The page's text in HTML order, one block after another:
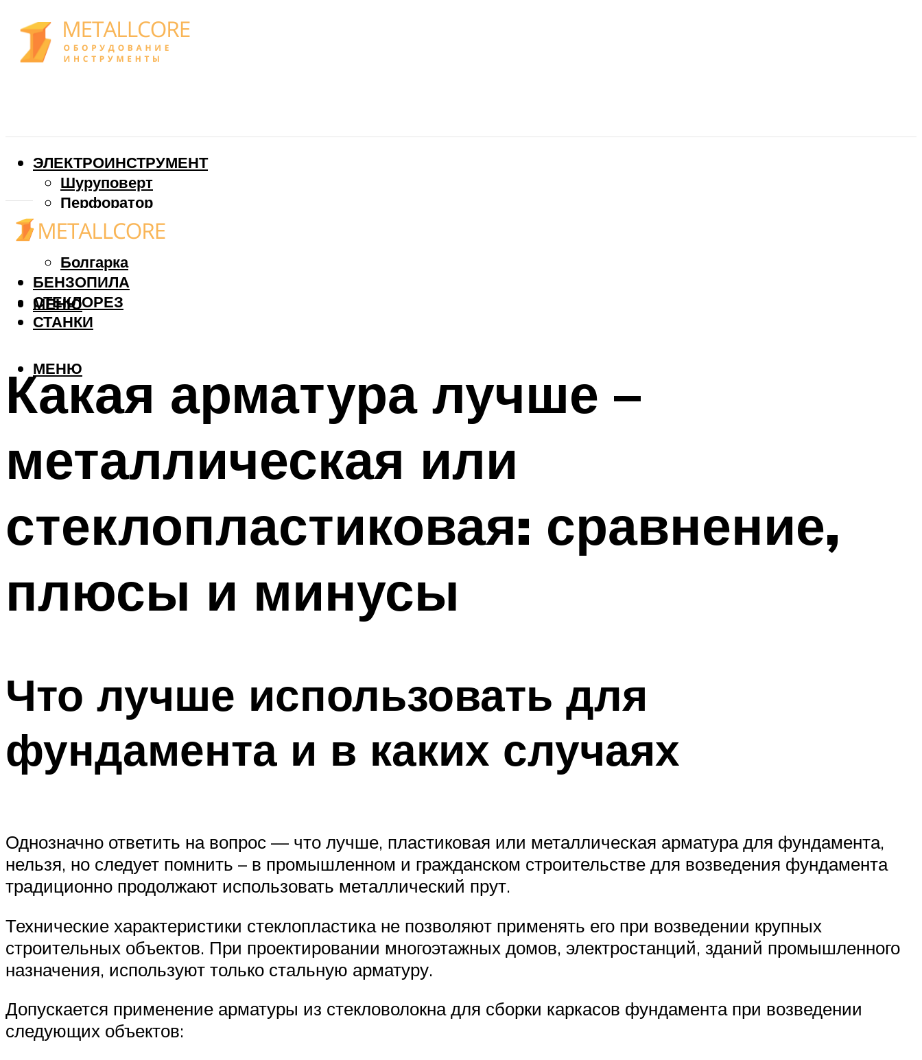
ЭЛЕКТРОИНСТРУМЕНТ
Шуруповерт
Перфоратор
Дрель
Фрезер
Болгарка
БЕНЗОПИЛА
СТЕКЛОРЕЗ
СТАНКИ
МЕНЮ
МЕНЮ
Какая арматура лучше –
металлическая или
стеклопластиковая: сравнение,
плюсы и минусы
Что лучше использовать для
фундамента и в каких случаях
Однозначно ответить на вопрос — что лучше, пластиковая или металлическая арматура для фундамента,
нельзя, но следует помнить – в промышленном и гражданском строительстве для возведения фундамента
традиционно продолжают использовать металлический прут.
Технические характеристики стеклопластика не позволяют применять его при возведении крупных
строительных объектов. При проектировании многоэтажных домов, электростанций, зданий промышленного
назначения, используют только стальную арматуру.
Допускается применение арматуры из стекловолокна для сборки каркасов фундамента при возведении
следующих объектов: